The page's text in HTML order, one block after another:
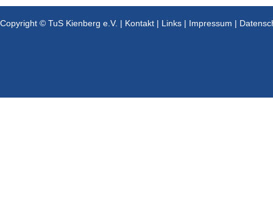
Copyright © TuS Kienberg e.V. | Kontakt | Links | Impressum |